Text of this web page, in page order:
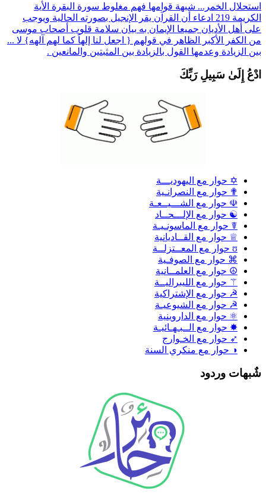
الخمر... شبهة قوامها فهم مغلوط سورة البقرة الأية
219
ادعاء أن القرآن يقر الإنجيل بصورته الحالية ويوجب
أهل الأديان جميعا الإيمان بهبيان سلامة قلوب أصحاب موسى
الكفر الأكبر الظاهر في قولهم { اجعل لنا إلهاً كما لهم آلهه}لا ...
الزيادة وعدمهاالقول بالزيادة بين المثبتين والمانعين .
إِلَىٰ سَبِيلِ رَبِّكَ
✡ حوار مع اليهوديـــة
✟ حوار مع النصرانـية
☫ حوار مع الشـــيــعـة
☯ حوار مع الإلـــحــاد
☤ حوار مع الماسونـيـة
♕ حوار مع القــاديانية
ʊ حوار مع المعــتزلــة
⌘ حوار مع الصوفـية
☮ حوار مع العلمــانية
⚚ حوار مع الليبراليــة
☭ حوار مع الإشتراكية
☭ حوار مع الشيوعيـة
⚛ حوار مع الداروينية
✸ حوار مع الــبـهـائيـة
➶ حوار مع الخـوارج
◑ حوار مع منكري السنة
وردود